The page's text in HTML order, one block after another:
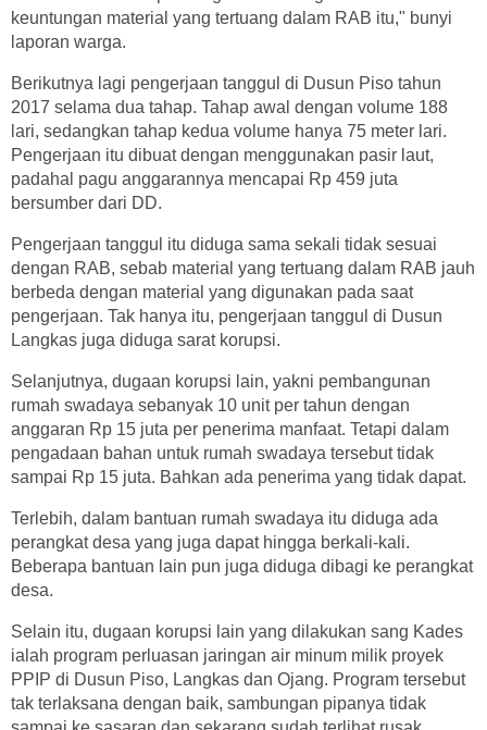
keuntungan material yang tertuang dalam RAB itu," bunyi
laporan warga.
Berikutnya lagi pengerjaan tanggul di Dusun Piso tahun
2017 selama dua tahap. Tahap awal dengan volume 188
lari, sedangkan tahap kedua volume hanya 75 meter lari.
Pengerjaan itu dibuat dengan menggunakan pasir laut,
padahal pagu anggarannya mencapai Rp 459 juta
bersumber dari DD.
Pengerjaan tanggul itu diduga sama sekali tidak sesuai
dengan RAB, sebab material yang tertuang dalam RAB jauh
berbeda dengan material yang digunakan pada saat
pengerjaan. Tak hanya itu, pengerjaan tanggul di Dusun
Langkas juga diduga sarat korupsi.
Selanjutnya, dugaan korupsi lain, yakni pembangunan
rumah swadaya sebanyak 10 unit per tahun dengan
anggaran Rp 15 juta per penerima manfaat. Tetapi dalam
pengadaan bahan untuk rumah swadaya tersebut tidak
sampai Rp 15 juta. Bahkan ada penerima yang tidak dapat.
Terlebih, dalam bantuan rumah swadaya itu diduga ada
perangkat desa yang juga dapat hingga berkali-kali.
Beberapa bantuan lain pun juga diduga dibagi ke perangkat
desa.
Selain itu, dugaan korupsi lain yang dilakukan sang Kades
ialah program perluasan jaringan air minum milik proyek
PPIP di Dusun Piso, Langkas dan Ojang. Program tersebut
tak terlaksana dengan baik, sambungan pipanya tidak